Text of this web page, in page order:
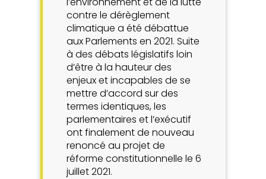
contre le dérèglement
climatique a été débattue
aux Parlements en 2021. Suite
à des débats législatifs loin
d’être à la hauteur des
enjeux et incapables de se
mettre d’accord sur des
termes identiques, les
parlementaires et l’exécutif
ont finalement de nouveau
renoncé au projet de
réforme constitutionnelle le 6
juillet 2021.